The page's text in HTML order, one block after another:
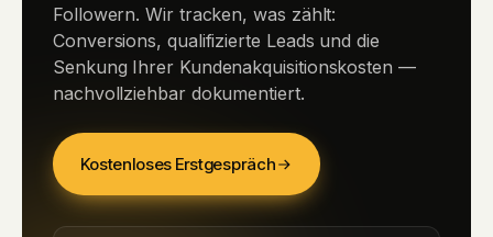
Followern. Wir tracken, was zählt:
Conversions, qualifizierte Leads und die
Senkung Ihrer Kundenakquisitionskosten —
nachvollziehbar dokumentiert.
Kostenloses Erstgespräch